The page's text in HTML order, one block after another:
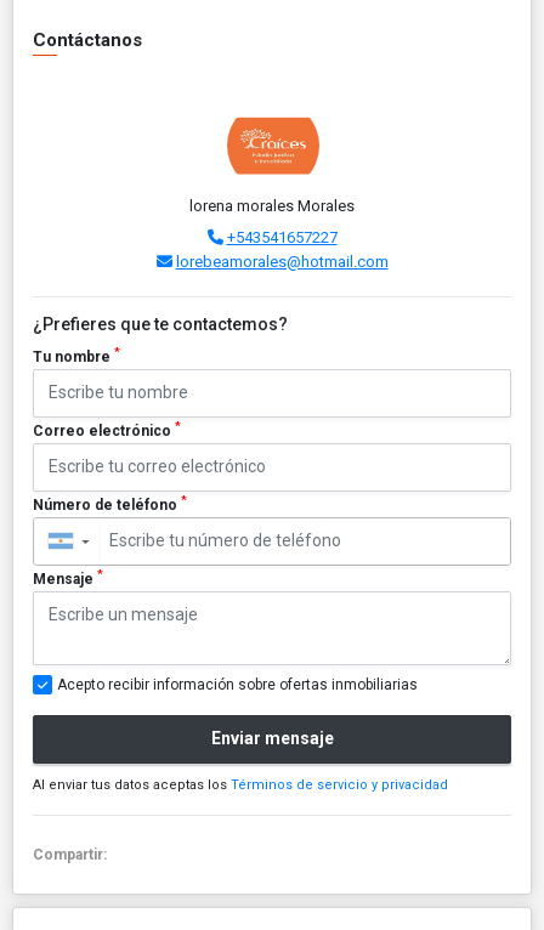
Contáctanos
lorena morales Morales
+543541657227
lorebeamorales@hotmail.com
¿Prefieres que te contactemos?
Tu nombre *
Correo electrónico *
Número de teléfono *
▼
Mensaje *
Acepto recibir información sobre ofertas inmobiliarias
Enviar mensaje
Al enviar tus datos aceptas los Términos de servicio y privacidad
Compartir: